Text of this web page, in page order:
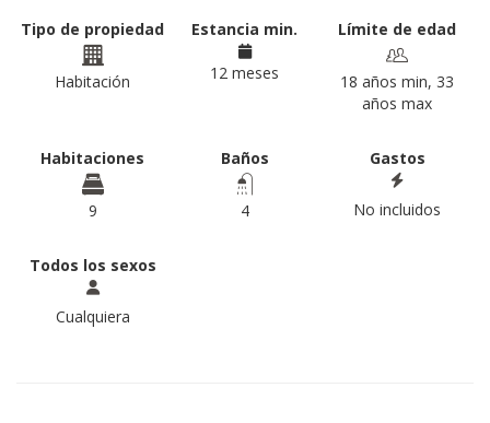
Tipo de propiedad
Habitación
Estancia min.
12 meses
Límite de edad
18 años min, 33
años max
Habitaciones
9
Baños
4
Gastos
No incluidos
Todos los sexos
Cualquiera